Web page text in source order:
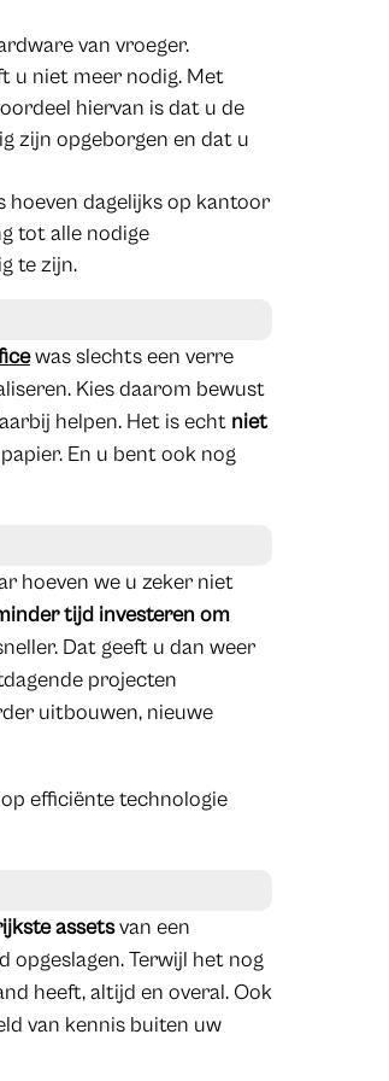
van vroeger.
u niet meer nodig. Met
hiervan is dat u de
zijn opgeborgen en dat u
hoeven dagelijks op kantoor
tot alle nodige
te zijn.
was slechts een verre
Kies daarom bewust
helpen. Het is echt niet
En u bent ook nog
hoeven we u zeker niet
tijd investeren om
Dat geeft u dan weer
projecten
uitbouwen, nieuwe
efficiënte technologie
assetsvan een
Terwijl het nog
heeft, altijd en overal. Ook
van kennis buiten uw